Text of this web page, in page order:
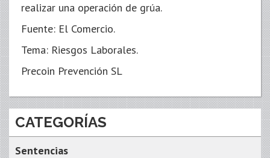
realizar una operación de grúa.
Fuente: El Comercio.
Tema: Riesgos Laborales.
Precoin Prevención SL
CATEGORÍAS
Sentencias